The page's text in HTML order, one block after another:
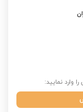
وارد نمایید: